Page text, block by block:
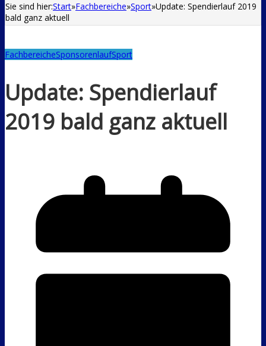
Sie sind hier:Start»Fachbereiche»Sport»Update: Spendierlauf 2019
bald ganz aktuell
FachbereicheSponsorenlaufSport
Update: Spendierlauf
2019 bald ganz aktuell